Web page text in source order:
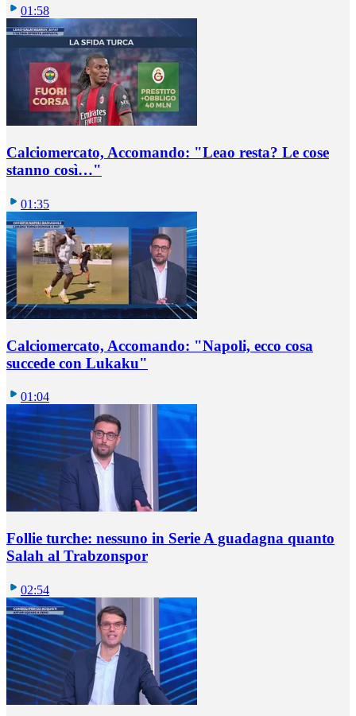
01:58
Calciomercato, Accomando: "Leao resta? Le cose
stanno così…"
01:35
Calciomercato, Accomando: "Napoli, ecco cosa
succede con Lukaku"
01:04
Follie turche: nessuno in Serie A guadagna quanto
Salah al Trabzonspor
02:54